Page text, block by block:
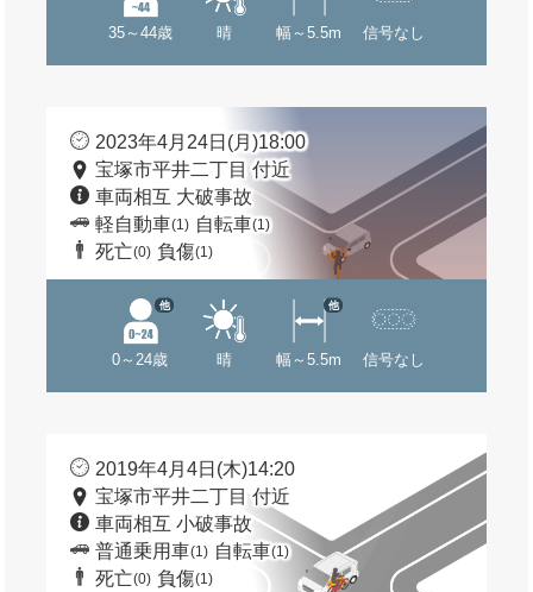
35～44歳 晴 幅～5.5m 信号なし
2023年4月24日(月)18:00
宝塚市平井二丁目 付近
車両相互 大破事故
軽自動車(1) 自転車(1)
死亡(0) 負傷(1)
0～24歳
他
晴 幅～5.5m
他
信号なし
2019年4月4日(木)14:20
宝塚市平井二丁目 付近
車両相互 小破事故
普通乗用車(1) 自転車(1)
死亡(0) 負傷(1)